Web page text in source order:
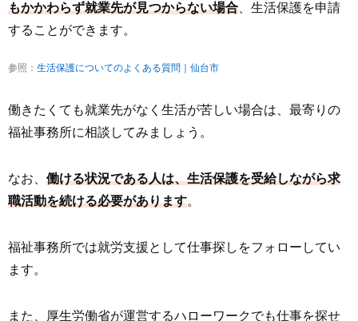
もかかわらず就業先が見つからない場合 、生活保護を申請
することができます。
参照： 生活保護についてのよくある質問｜仙台市
働きたくても就業先がなく生活が苦しい場合は、最寄りの
福祉事務所に相談してみましょう。
なお、 働ける状況である人は、生活保護を受給しながら求
職活動を続ける必要があります。
福祉事務所では就労支援として仕事探しをフォローしてい
ます。
また、厚生労働省が運営するハローワークでも仕事を探せ